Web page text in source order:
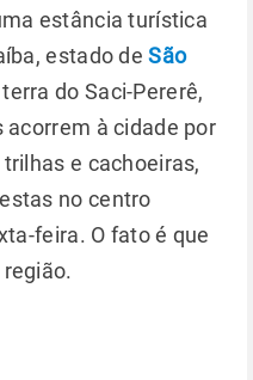
estância turística
estado deSão
do Saci-Pererê,
acorrem à cidade por
e cachoeiras,
no centro
feira. O fato é que